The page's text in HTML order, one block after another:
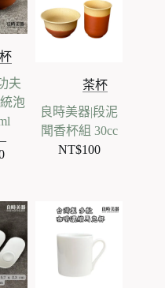
夫
泡
–
價
圍：
NT$90
到
NT$100
茶杯
良時美器|段泥
聞香杯組 30cc
NT$100